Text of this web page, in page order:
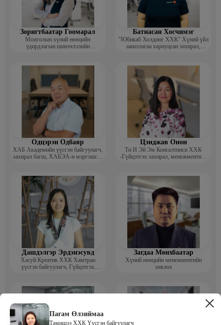
Пагам Өлзиймаа
Тамишээ ХХК Үүсгэн байгуулагч
Зоригтбаатар Гоомарал
Монголын хүний нөөцийн
удирдлагын шинэчлэлийн
Батнасан Хосчимэг
"Юбикаб Холдинг ХХК" Хүний үйл
ажиллагаа хариуцсан захирал,
Одцэрэн Одбаяр
ХАБ Академийн үүсгэн байгуулагч,
захирал багш, ХАБЭА-н мэргэшсэн
Цэнджав Онон
Ти И Эй Эм Консалтинси ХХК
-Гүйцэтгэх захирал, менежментийн
Дашдэлгэр Эрдэнэсувд
Хасуй Креатив ХХК Хамтран
үүсгэн байгуулагч, Гүйцэтгэх
Загдаа Мөнхбаатар
Хүний нөөцийн менежментийн
зөвлөх